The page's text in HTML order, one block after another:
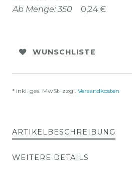
Ab Menge: 350
0,24 €
WUNSCHLISTE
* inkl. ges. MwSt. zzgl. Versandkosten
ARTIKELBESCHREIBUNG
WEITERE DETAILS